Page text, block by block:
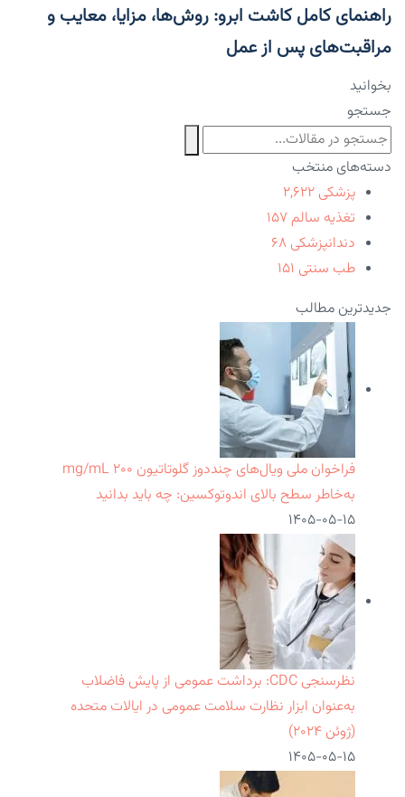
راهنمای کامل کاشت ابرو: روش‌ها، مزایا، معایب و
مراقبت‌های پس از عمل
بخوانید
جستجو
دسته‌های منتخب
پزشکی ۲,۶۲۲
تغذیه سالم ۱۵۷
دندانپزشکی ۶۸
طب سنتی ۱۵۱
جدیدترین مطالب
فراخوان ملی ویال‌های چنددوز گلوتاتیون ۲۰۰ mg/mL
به‌خاطر سطح بالای اندوتوکسین: چه باید بدانید
۱۴۰۵-۰۵-۱۵
نظرسنجی CDC: برداشت عمومی از پایش فاضلاب
به‌عنوان ابزار نظارت سلامت عمومی در ایالات متحده
(ژوئن ۲۰۲۴)
۱۴۰۵-۰۵-۱۵